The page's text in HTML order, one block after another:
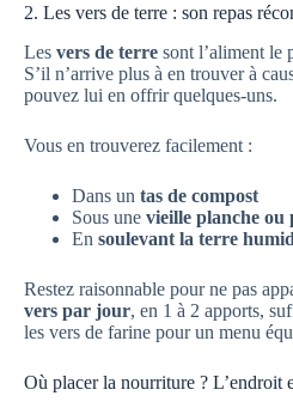
2. Les vers de terre : son repas
Les vers de terre sont l’aliment le
S’il n’arrive plus à en trouver à
pouvez lui en offrir quelques-uns.
Vous en trouverez facilement :
Dans un tas de compost
Sous une vieille planche ou
En soulevant la terre
Restez raisonnable pour ne pas
vers par jour, en 1 à 2 apports,
les vers de farine pour un menu
Où placer la nourriture ? L’endroit